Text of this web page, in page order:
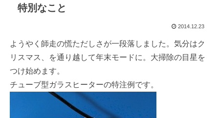
特別なこと
2014.12.23
ようやく師走の慌ただしさが一段落しました。気分はク
リスマス、を通り越して年末モードに。大掃除の目星を
つけ始めます。
チューブ型ガラスヒーターの特注例です。